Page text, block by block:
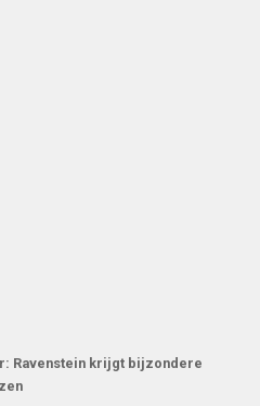
Ravenstein krijgt bijzondere